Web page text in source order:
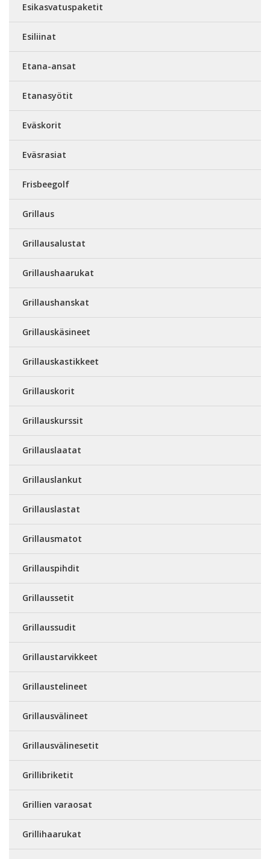
Esikasvatuspaketit
Esiliinat
Etana-ansat
Etanasyötit
Eväskorit
Eväsrasiat
Frisbeegolf
Grillaus
Grillausalustat
Grillaushaarukat
Grillaushanskat
Grillauskäsineet
Grillauskastikkeet
Grillauskorit
Grillauskurssit
Grillauslaatat
Grillauslankut
Grillauslastat
Grillausmatot
Grillauspihdit
Grillaussetit
Grillaussudit
Grillaustarvikkeet
Grillaustelineet
Grillausvälineet
Grillausvälinesetit
Grillibriketit
Grillien varaosat
Grillihaarukat